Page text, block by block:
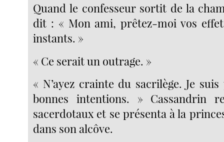
Quand le confesseur sortit de la
dit : « Mon ami, prêtez-moi vos
instants. »
« Ce serait un outrage. »
« N’ayez crainte du sacrilège. Je
bonnes intentions. » Cassandrin
sacerdotaux et se présenta à la
dans son alcôve.